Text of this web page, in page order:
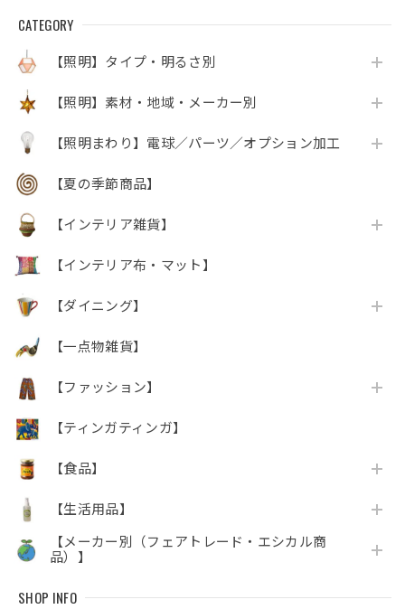
CATEGORY
【照明】タイプ・明るさ別
【照明】素材・地域・メーカー別
【照明まわり】電球／パーツ／オプション加工
【夏の季節商品】
【インテリア雑貨】
【インテリア布・マット】
【ダイニング】
【一点物雑貨】
【ファッション】
【ティンガティンガ】
【食品】
【生活用品】
【メーカー別（フェアトレード・エシカル商
品）】
SHOP INFO